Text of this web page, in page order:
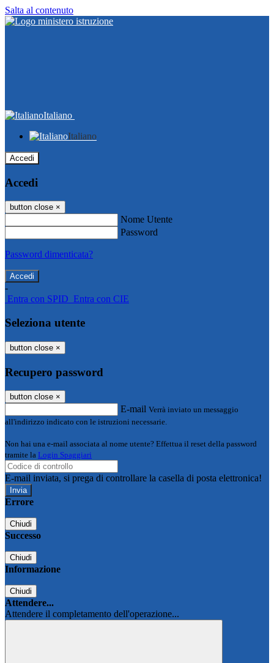
Salta al contenuto
Italiano
Italiano
Accedi
Accedi
button close ×
Nome Utente
Password
Password dimenticata?
-
Entra con SPID Entra con CIE
Seleziona utente
button close ×
Recupero password
button close ×
E-mail Verrà inviato un messaggio
all'indirizzo indicato con le istruzioni necessarie.
Non hai una e-mail associata al nome utente? Effettua il reset della password
tramite la Login Spaggiari
E-mail inviata, si prega di controllare la casella di posta elettronica!
Errore
Chiudi
Successo
Chiudi
Informazione
Chiudi
Attendere...
Attendere il completamento dell'operazione...